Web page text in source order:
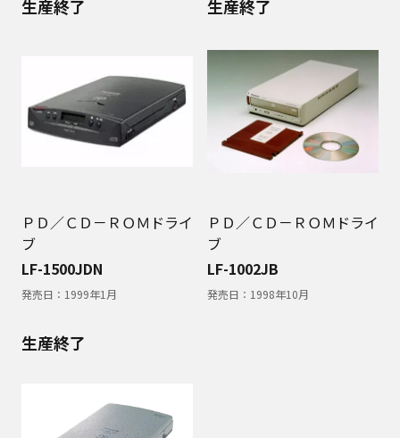
生産終了
ＰＤ／ＣＤ－ＲＯＭドライ
ブ
LF-1500JDN
発売日： 1999年1月
生産終了
ＰＤ／ＣＤ－ＲＯＭドライ
ブ
LF-1002JB
発売日： 1998年10月
生産終了